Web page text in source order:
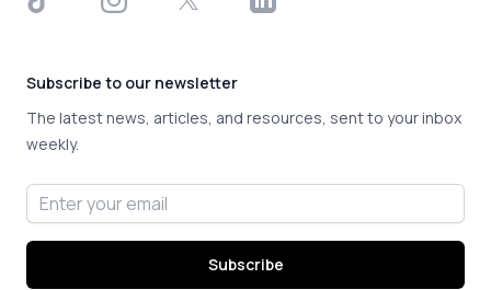
Subscribe to our newsletter
The latest news, articles, and resources, sent to your inbox
weekly.
Email address
Subscribe